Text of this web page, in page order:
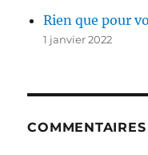
Rien que pour
1 janvier 2022